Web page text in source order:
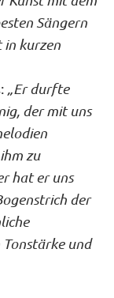
Sängern
in kurzen
„Er durfte
der mit uns
zu
hat er uns
der
und